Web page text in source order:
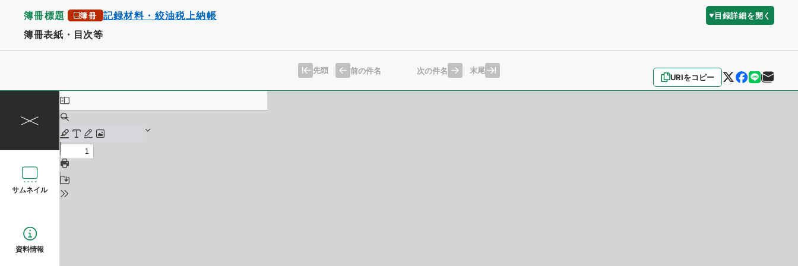
簿冊標題 簿冊 記録材料・絞油税上納帳 目録詳細を開く
簿冊表紙・目次等
URIをコピー
先頭 前の件名 次の件名 末尾
サムネイル
資料情報